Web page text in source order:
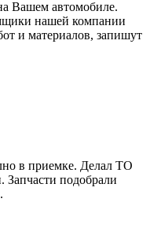
Вашем автомобиле.
нашей компании
и материалов, запишут
в приемке. Делал ТО
подобрали